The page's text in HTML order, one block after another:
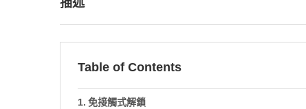
描述
Table of Contents
免接觸式解鎖